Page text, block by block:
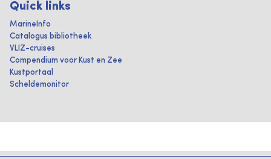
Quick links
MarineInfo
Catalogus bibliotheek
VLIZ-cruises
Compendium voor Kust en Zee
Kustportaal
Scheldemonitor